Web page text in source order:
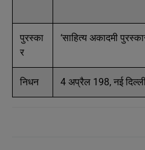
पुरस्का
र
‘साहित्य अकादमी
निधन 4 अप्रैल 198, नई